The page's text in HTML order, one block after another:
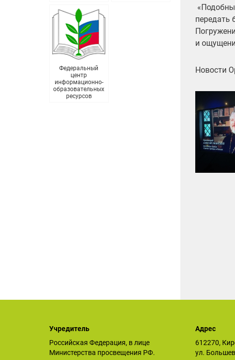
Федеральный
центр
информационно-
образовательных
ресурсов
передать
и
Новости
Учредитель
Российская Федерация, в лице
Министерства просвещения РФ.
Адрес
612270,
ул.